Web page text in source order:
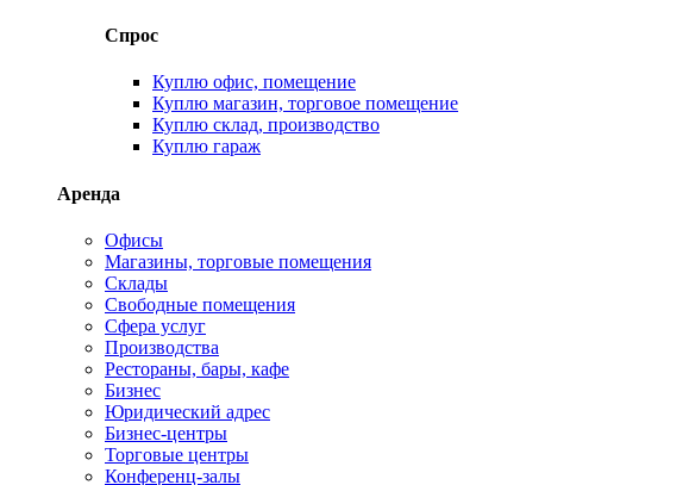
Спрос
Куплю офис, помещение
Куплю магазин, торговое помещение
Куплю склад, производство
Куплю гараж
Аренда
Офисы
Магазины, торговые помещения
Склады
Свободные помещения
Сфера услуг
Производства
Рестораны, бары, кафе
Бизнес
Юридический адрес
Бизнес-центры
Торговые центры
Конференц-залы